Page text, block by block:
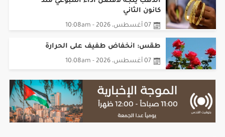
07 أغسطس، 2026 - 10:08am
07 أغسطس، 2026 - 10:08am